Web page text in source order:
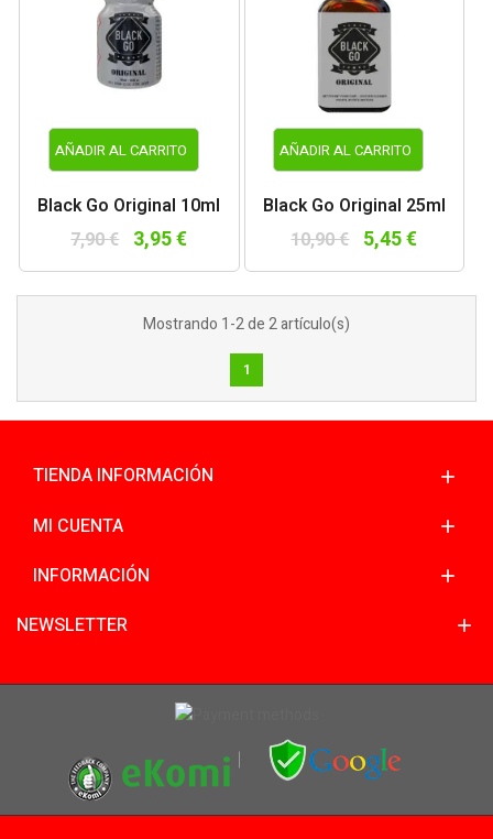
AÑADIR AL CARRITO
Black Go Original 10ml
7,90 € 3,95 €
AÑADIR AL CARRITO
Black Go Original 25ml
10,90 € 5,45 €
Mostrando 1-2 de 2 artículo(s)
1
TIENDA INFORMACIÓN
MI CUENTA
INFORMACIÓN
NEWSLETTER